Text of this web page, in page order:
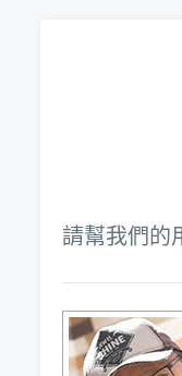
請幫我們的